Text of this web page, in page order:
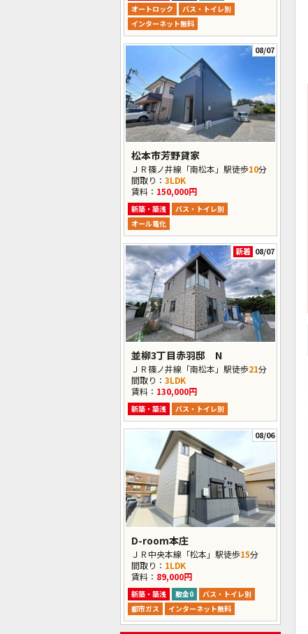
オートロック
バス・トイレ別
インターネット無料
08/07
松本市芳野貸家
ＪＲ篠ノ井線「南松本」駅徒歩10分
間取り： 3LDK
賃料： 150,000円
新築・築浅
バス・トイレ別
オール電化
新着 08/07
並柳3丁目赤羽邸 N
ＪＲ篠ノ井線「南松本」駅徒歩21分
間取り： 3LDK
賃料： 130,000円
新築・築浅 バス・トイレ別
08/06
D-room本庄
ＪＲ中央本線「松本」駅徒歩15分
間取り： 1LDK
賃料： 89,000円
新築・築浅 敷金0
バス・トイレ別
都市ガス
インターネット無料